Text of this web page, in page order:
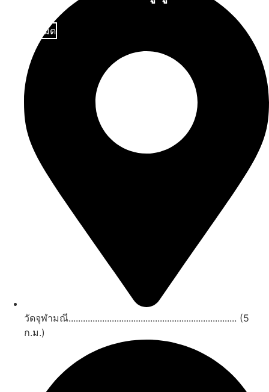
วัดจุฬามณี...................................................................... (5
ก.ม.)
ดูทั้งหมด